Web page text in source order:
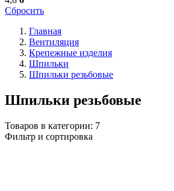
Сбросить
Главная
Вентиляция
Крепежные изделия
Шпильки
Шпильки резьбовые
Шпильки резьбовые
Товаров в категории: 7
Фильтр и сортировка